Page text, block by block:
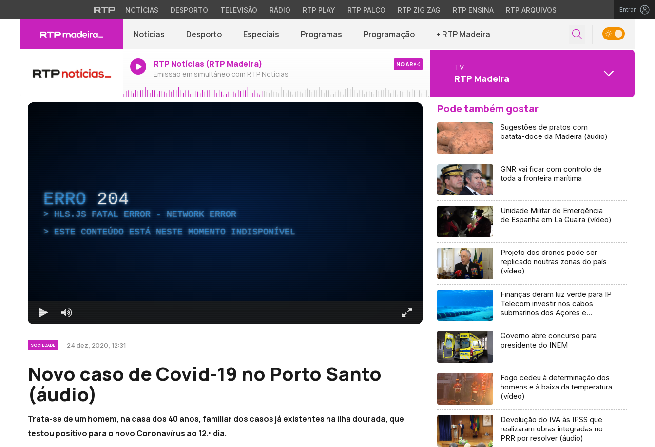
NOTÍCIAS DESPORTO TELEVISÃO RÁDIO RTP PLAY RTP PALCO RTP ZIG ZAG RTP ENSINA RTP ARQUIVOS Entrar
Notícias Desporto Especiais Programas Programação + RTP Madeira
RTP Notícias (RTP Madeira)
Emissão em simultâneo com RTP Notícias
NO AR TV
RTP Madeira
ERRO 204
HLS.JS FATAL ERROR - NETWORK ERROR
ESTE CONTEÚDO ESTÁ NESTE MOMENTO INDISPONÍVEL
SOCIEDADE 24 dez, 2020, 12:31
Novo caso de Covid-19 no Porto Santo
(áudio)
Trata-se de um homem, na casa dos 40 anos, familiar dos casos já existentes na ilha dourada, que
testou positivo para o novo Coronavírus ao 12.º dia.
Pode também gostar
Sugestões de pratos com
batata-doce da Madeira (áudio)
GNR vai ficar com controlo de
toda a fronteira marítima
Unidade Militar de Emergência
de Espanha em La Guaira (vídeo)
Projeto dos drones pode ser
replicado noutras zonas do país
(vídeo)
Finanças deram luz verde para IP
Telecom investir nos cabos
submarinos dos Açores e
Governo abre concurso para
presidente do INEM
Fogo cedeu à determinação dos
homens e à baixa da temperatura
(vídeo)
Devolução do IVA às IPSS que
realizaram obras integradas no
PRR por resolver (áudio)